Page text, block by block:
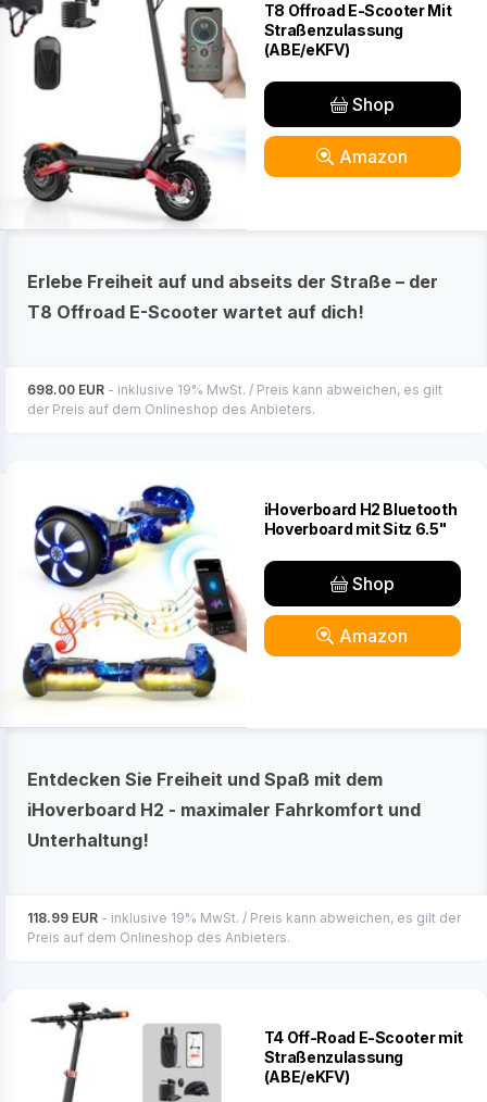
T8 Offroad E-Scooter Mit
Straßenzulassung
(ABE/eKFV)
Shop
Amazon
Erlebe Freiheit auf und abseits der Straße – der
T8 Offroad E-Scooter wartet auf dich!
698.00 EUR - inklusive 19% MwSt. / Preis kann abweichen, es gilt
der Preis auf dem Onlineshop des Anbieters.
iHoverboard H2 Bluetooth
Hoverboard mit Sitz 6.5"
Shop
Amazon
Entdecken Sie Freiheit und Spaß mit dem
iHoverboard H2 - maximaler Fahrkomfort und
Unterhaltung!
118.99 EUR - inklusive 19% MwSt. / Preis kann abweichen, es gilt der
Preis auf dem Onlineshop des Anbieters.
T4 Off-Road E-Scooter mit
Straßenzulassung
(ABE/eKFV)